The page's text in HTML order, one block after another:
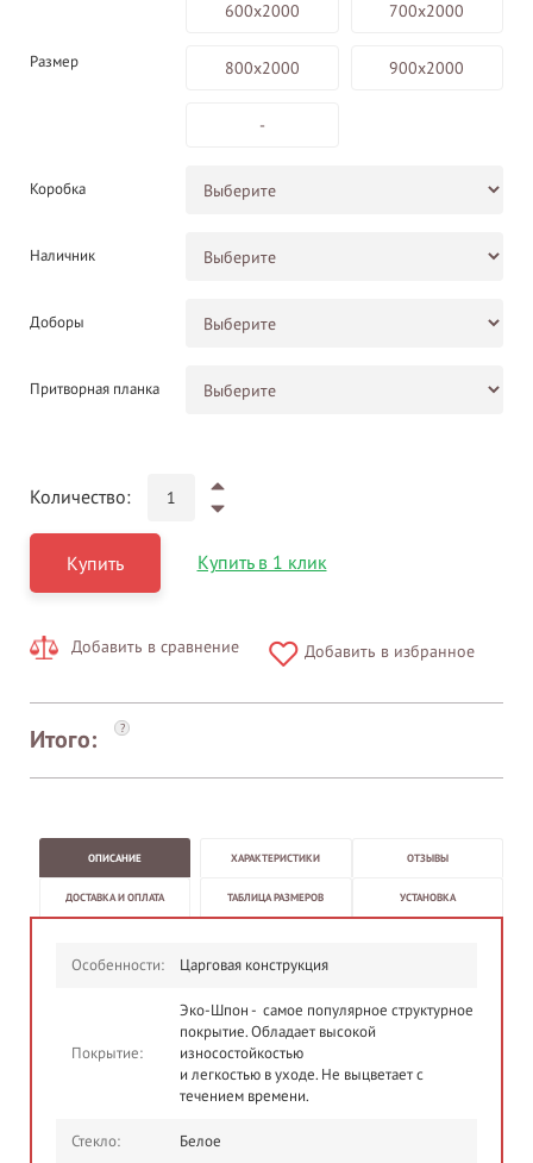
Размер
600х2000 700х2000
800х2000 900х2000
-
Коробка
Наличник
Доборы
Притворная планка
Количество:
Купить Купить в 1 клик
Добавить в сравнение Добавить в избранное
Итого: ?
ОПИСАНИЕ ХАРАКТЕРИСТИКИ ОТЗЫВЫ
ДОСТАВКА И ОПЛАТА ТАБЛИЦА РАЗМЕРОВ УСТАНОВКА
Особенности: Царговая конструкция
Покрытие:
Эко-Шпон - самое популярное структурное
покрытие. Обладает высокой
износостойкостью
и легкостью в уходе. Не выцветает с
течением времени.
Стекло: Белое